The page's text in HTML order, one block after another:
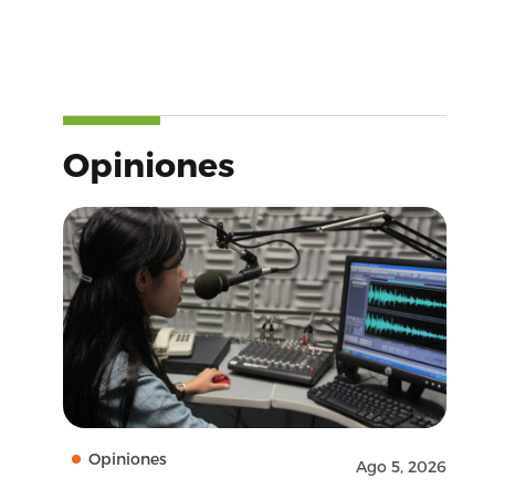
Opiniones
Opiniones Ago 5, 2026